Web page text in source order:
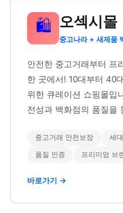
🛍️ 오섹시몰
중고나라 + 새제품
안전한 중고거래부터 프
한 곳에서! 10대부터 40
위한 큐레이션 쇼핑몰입
전성과 백화점의 품질을
중고거래 안전보장 세
품질 인증 프리미엄 브
바로가기 →